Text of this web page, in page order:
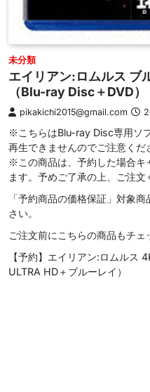
未分類
エイリアン:ロムルス ブ
（Blu-ray Disc＋DVD）
pikakichi2015@gmail.com
※こちらはBlu-ray Disc専用ソ
再生できませんのでご注意くだ
※この商品は、予約した場合キ
ます。予めご了承の上、ご注文
「予約商品の価格保証」対象
さい。
ご注文前にこちらの商品もチェ
【予約】エイリアン:ロムルス
ULTRA HD＋ブルーレイ）